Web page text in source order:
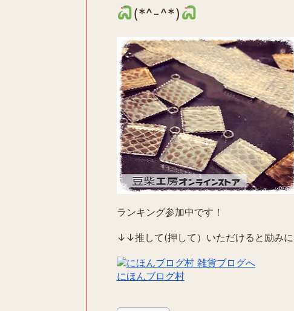
(*^-^*)
ランキング参加中です！
↓↓推して(押して）いただけると励み
にほんブログ村